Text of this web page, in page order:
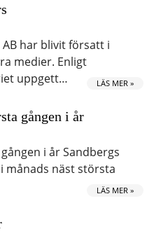
har blivit försatt i
medier. Enligt
uppgett…
LÄS MER »
gången i år
i år Sandbergs
månads näst största
LÄS MER »